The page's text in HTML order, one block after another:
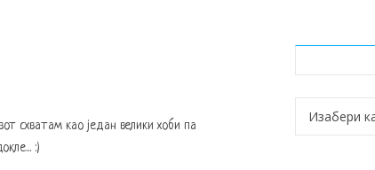
схватам као један велики хоби па
:)
Категорије